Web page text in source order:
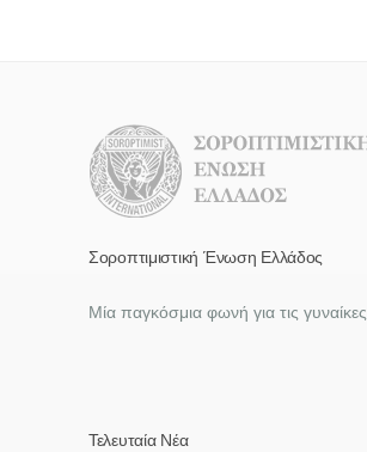
Σοροπτιμιστική Ένωση Ελλάδος
Μία παγκόσμια φωνή για τις γυναίκες.
Τελευταία Νέα